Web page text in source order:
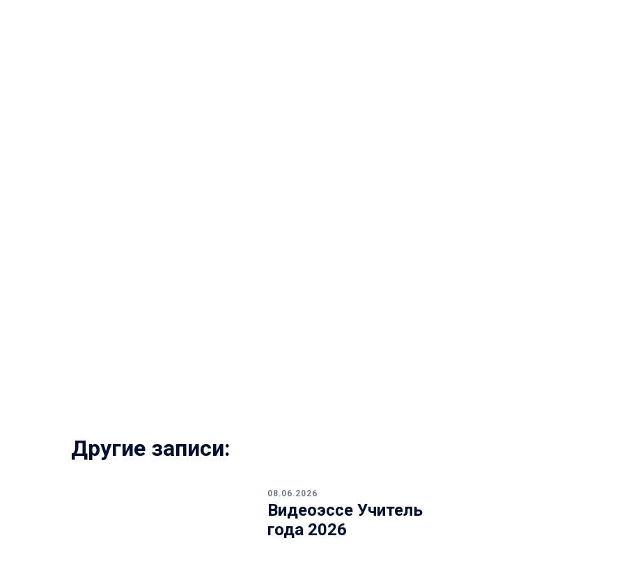
Другие записи:
08.06.2026
Видеоэссе Учитель
года 2026